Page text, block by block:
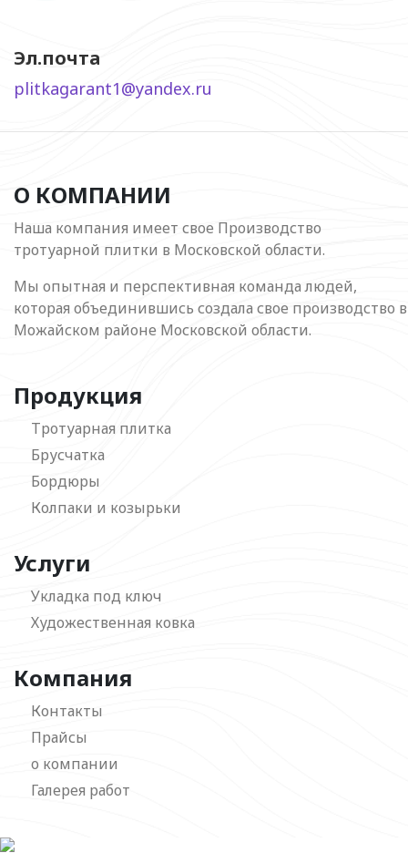
Эл.почта
plitkagarant1@yandex.ru
О КОМПАНИИ
Наша компания имеет свое Производство
тротуарной плитки в Московской области.
Мы опытная и перспективная команда людей,
которая объединившись создала свое производство в
Можайском районе Московской области.
Продукция
Тротуарная плитка
Брусчатка
Бордюры
Колпаки и козырьки
Услуги
Укладка под ключ
Художественная ковка
Компания
Контакты
Прайсы
о компании
Галерея работ